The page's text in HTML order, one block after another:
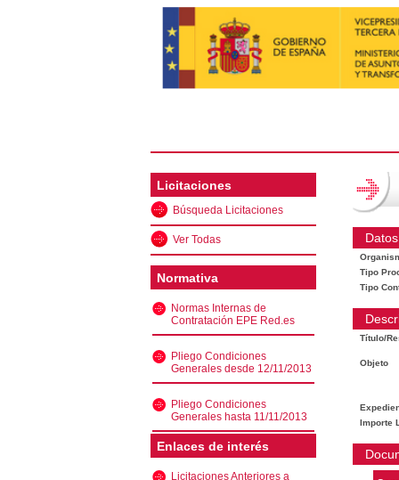
Licitaciones
Búsqueda Licitaciones
Ver Todas
Normativa
Normas Internas de
Contratación EPE Red.es
Pliego Condiciones
Generales desde 12/11/2013
Pliego Condiciones
Generales hasta 11/11/2013
Enlaces de interés
Licitaciones Anteriores a
Tipo
Tipo
Título/
Objeto
Importe